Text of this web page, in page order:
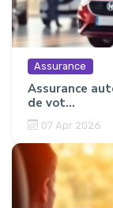
Assurance
Assurance
de vot...
07 Apr 2026